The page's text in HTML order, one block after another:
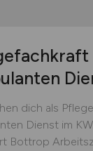
dich als
Dienst im
Bottrop